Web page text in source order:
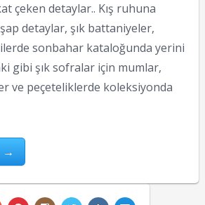
çeken detaylar.. Kış ruhuna
detaylar, şık battaniyeler,
sonbahar kataloğunda yerini
gibi şık sofralar için mumlar,
ve peçeteliklerde koleksiyonda
→